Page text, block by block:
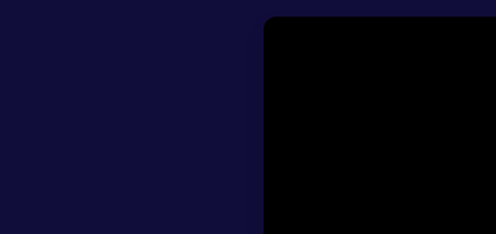
zaufania 2.3.